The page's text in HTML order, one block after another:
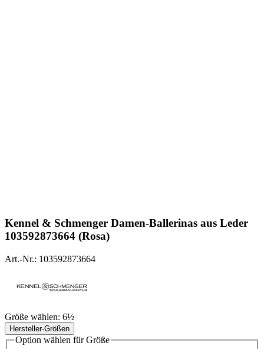
Kennel & Schmenger Damen-Ballerinas aus Leder
103592873664 (Rosa)
Art.-Nr.: 103592873664
Größe wählen: 6½
Hersteller-Größen
Option wählen für Größe